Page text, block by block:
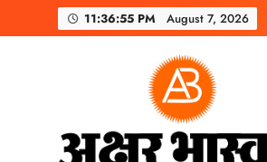
to
11:36:56 PM August 7, 2026